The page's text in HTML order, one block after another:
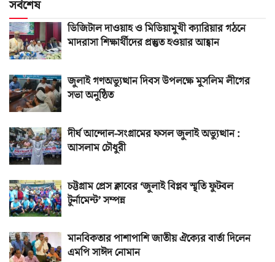
সর্বশেষ
ডিজিটাল দাওয়াহ ও মিডিয়ামুখী ক্যারিয়ার গঠনে
মাদরাসা শিক্ষার্থীদের প্রস্তুত হওয়ার আহ্বান
জুলাই গণঅভ্যুত্থান দিবস উপলক্ষে মুসলিম লীগের
সভা অনুষ্ঠিত
দীর্ঘ আন্দোল-সংগ্রামের ফসল জুলাই অভ্যুত্থান :
আসলাম চৌধুরী
চট্টগ্রাম প্রেস ক্লাবের ‘জুলাই বিপ্লব স্মৃতি ফুটবল
টুর্নামেন্ট’ সম্পন্ন
মানবিকতার পাশাপাশি জাতীয় ঐক্যের বার্তা দিলেন
এমপি সাঈদ নোমান